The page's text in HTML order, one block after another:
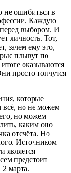
не ошибиться в
Каждую
перед выбором. И
личность. Тот,
зачем ему это,
плывут по
оказываются
просто топчутся
которые
всё, но не можем
но можем
каким оно
отсчёта. Но
Источником
является
предстоит
2 марта.